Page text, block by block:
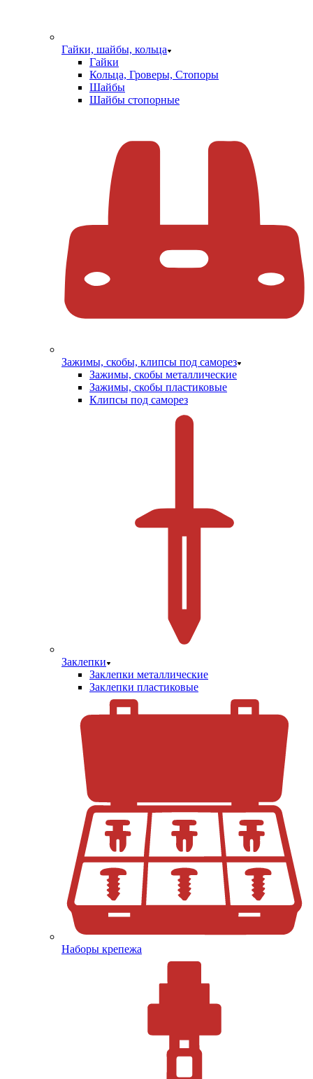
Гайки, шайбы, кольца
Гайки
Кольца, Гроверы, Стопоры
Шайбы
Шайбы стопорные
Зажимы, скобы, клипсы под саморез
Зажимы, скобы металлические
Зажимы, скобы пластиковые
Клипсы под саморез
Заклепки
Заклепки металлические
Заклепки пластиковые
Наборы крепежа